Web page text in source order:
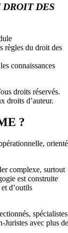
DROIT DES
règles du droit des
connaissances
droits réservés.
droits d’auteur.
?
complexe, surtout
est construite
d’outils
spécialistes
avec plus de